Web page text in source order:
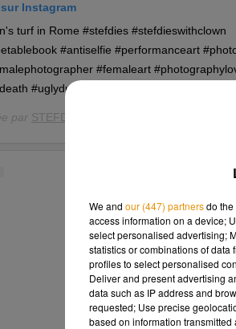
Instagram
turf in Rome #stefdies #stefdieswithclown
#antiselfie #performanceart
#femaleart
#uglyduck @weareuglyduck
par STEFDIES
We and our (447) partnersdo
access information on a device;
select personalised advertising;
statistics or combinations of
profiles to select personalised
Deliver and present advertising
data such as IP address and
requested; Use precise
based on information transmitted